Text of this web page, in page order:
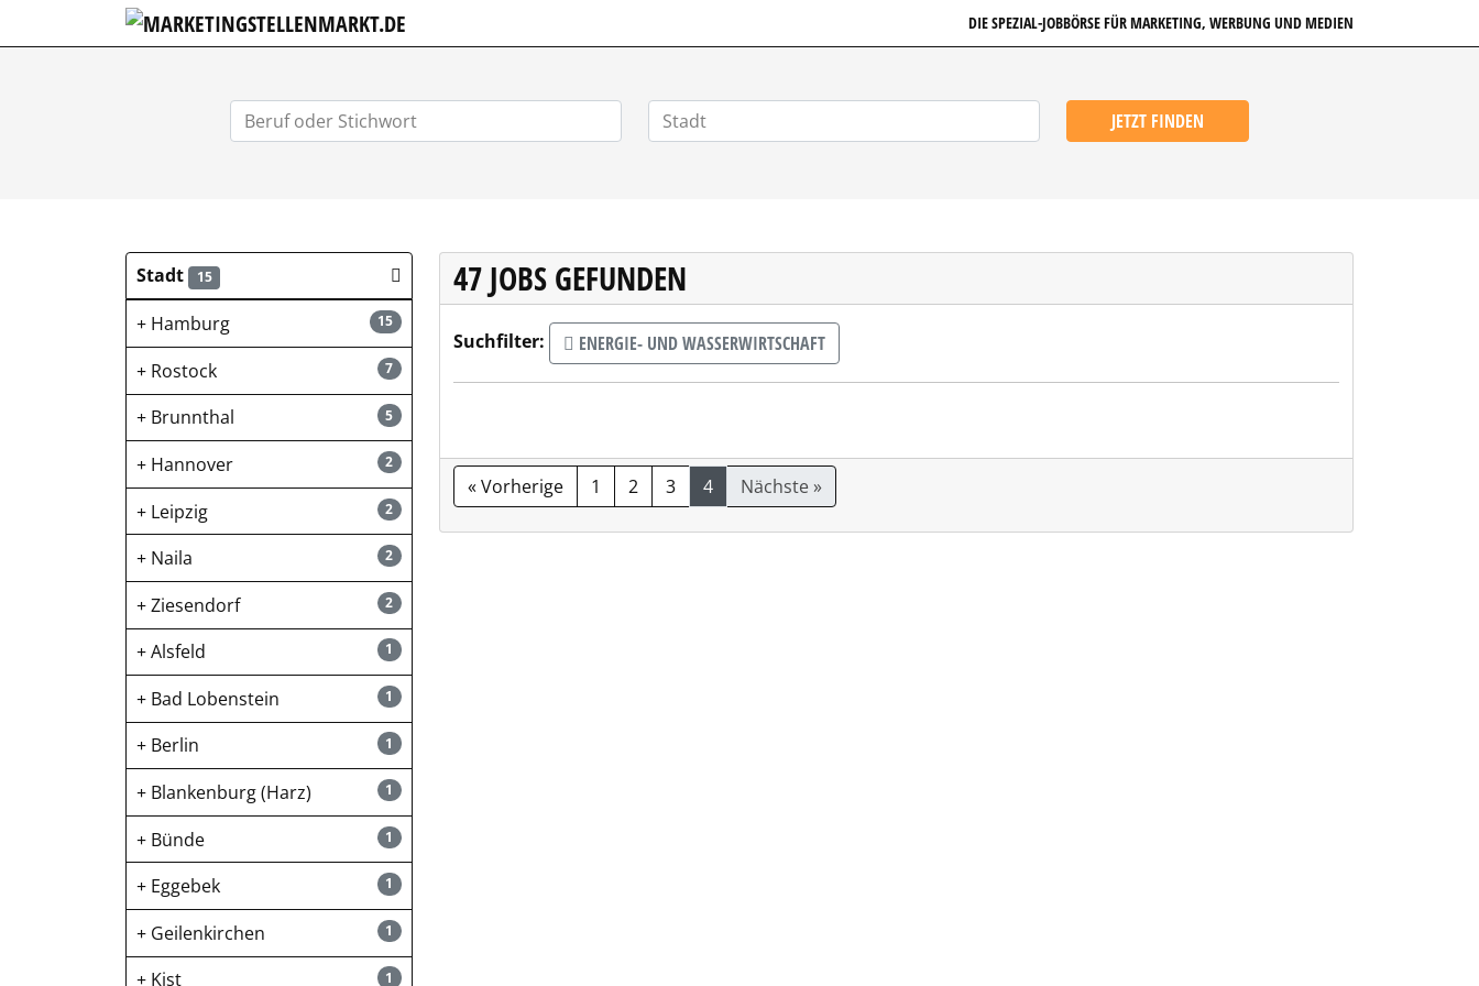
DIE SPEZIAL-JOBBÖRSE FÜR MARKETING, WERBUNG UND MEDIEN
JETZT FINDEN
Stadt 15
15
Hamburg
7
Rostock
5
Brunnthal
2
Hannover
2
Leipzig
2
Naila
2
Ziesendorf
1
Alsfeld
1
Bad Lobenstein
1
Berlin
1
Blankenburg (Harz)
1
Bünde
1
Eggebek
1
Geilenkirchen
1
Kist
47 JOBS GEFUNDEN
Suchfilter: ENERGIE- UND WASSERWIRTSCHAFT
« Vorherige 1 2 3 4 Nächste »